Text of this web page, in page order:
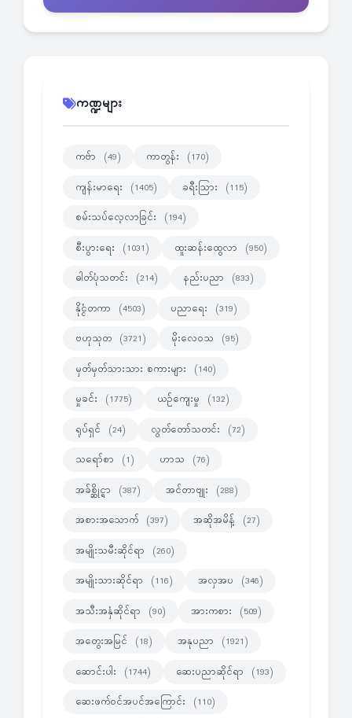
ကဏ္ဍများ
ကဗ်ာ (49) ကာတွန်း (170)
ကျန်းမာရေး (1405) ခရီးသြား (115)
စမ်းသပ်လေ့လာခြင်း (194)
စီးပွားရေး (1031) ထူးဆန်းထွေလာ (950)
ဓါတ်ပုံသတင်း (214) နည်းပညာ (833)
နိုင္ငံတကာ (4503) ပညာရေး (319)
ဗဟုသုတ (3721) မိုးလေဝသ (95)
မှတ်မှတ်သားသား စကားများ (140)
မှုခင်း (1775) ယဉ်ကျေးမှု (132)
ရုပ်ရှင် (24) လွတ်တော်သတင်း (72)
သရော်စာ (1) ဟာသ (76)
အခ်စ္ဆိုင္ရာ (387) အင်တာဗျုး (288)
အစားအသောက် (397) အဆိုအမိန့် (27)
အမျိုးသမီးဆိုင်ရာ (260)
အမျိုးသားဆိုင်ရာ (116) အလှအပ (346)
အသီးအနှံဆိုင်ရာ (90) အားကစား (509)
အတွေးအမြင် (18) အနုပညာ (1921)
ဆောင်းပါး (1744) ဆေးပညာဆိုင်ရာ (193)
ဆေးဖက်ဝင်အပင်အကြောင်း (110)